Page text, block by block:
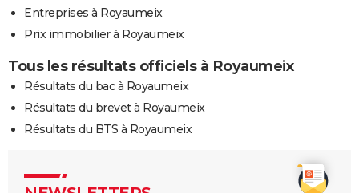
Entreprises à Royaumeix
Prix immobilier à Royaumeix
Tous les résultats officiels à Royaumeix
Résultats du bac à Royaumeix
Résultats du brevet à Royaumeix
Résultats du BTS à Royaumeix